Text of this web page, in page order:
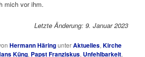
mich vor ihm.
Letzte Änderung: 9. Januar 2023
Hermann HäringunterAktuelles,Kirche
Küng, Papst Franziskus, Unfehlbarkeit,